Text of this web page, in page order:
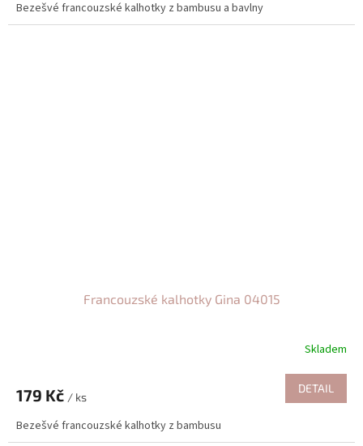
Bezešvé francouzské kalhotky z bambusu a bavlny
Francouzské kalhotky Gina 04015
Skladem
179 Kč / ks
DETAIL
Bezešvé francouzské kalhotky z bambusu